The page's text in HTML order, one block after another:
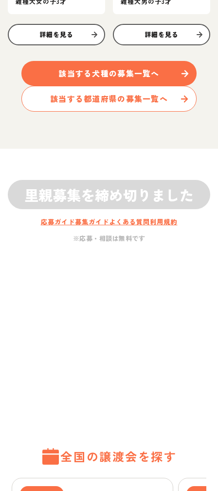
詳細を見る 詳細を見る
該当する犬種の募集一覧へ
該当する都道府県の募集一覧へ
里親募集を締め切りました
応募ガイド募集ガイド よくある質問利用規約
※応募・相談は無料です
全国の譲渡会を探す